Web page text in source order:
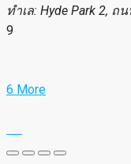
ทำเล: Hyde Park 2,
9
6 More